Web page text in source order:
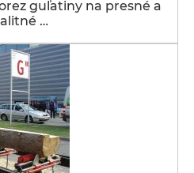
guľatiny na presné a
…